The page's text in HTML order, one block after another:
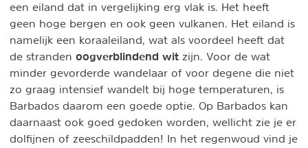
een eiland dat in vergelijking erg vlak is. Het heeft
geen hoge bergen en ook geen vulkanen. Het eiland is
namelijk een koraaleiland, wat als voordeel heeft dat
de stranden oogverblindend wit zijn. Voor de wat
minder gevorderde wandelaar of voor degene die niet
zo graag intensief wandelt bij hoge temperaturen, is
Barbados daarom een goede optie. Op Barbados kan
daarnaast ook goed gedoken worden, wellicht zie je er
dolfijnen of zeeschildpadden! In het regenwoud vind je